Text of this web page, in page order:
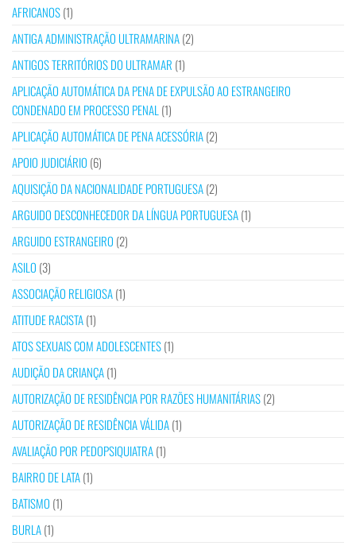
AFRICANOS(1)
ANTIGA ADMINISTRAÇÃO ULTRAMARINA(2)
ANTIGOS TERRITÓRIOS DO ULTRAMAR (1)
APLICAÇÃO AUTOMÁTICA DA PENA DE EXPULSÃO AO ESTRANGEIRO
CONDENADO EM PROCESSO PENAL (1)
APLICAÇÃO AUTOMÁTICA DE PENA ACESSÓRIA(2)
APOIO JUDICIÁRIO (6)
AQUISIÇÃO DA NACIONALIDADE PORTUGUESA(2)
ARGUIDO DESCONHECEDOR DA LÍNGUA PORTUGUESA(1)
ARGUIDO ESTRANGEIRO (2)
ASILO (3)
ASSOCIAÇÃO RELIGIOSA(1)
ATITUDE RACISTA(1)
ATOS SEXUAIS COM ADOLESCENTES(1)
AUDIÇÃO DA CRIANÇA(1)
AUTORIZAÇÃO DE RESIDÊNCIA POR RAZÕES HUMANITÁRIAS(2)
AUTORIZAÇÃO DE RESIDÊNCIA VÁLIDA(1)
AVALIAÇÃO POR PEDOPSIQUIATRA(1)
BAIRRO DE LATA(1)
BATISMO (1)
BURLA(1)